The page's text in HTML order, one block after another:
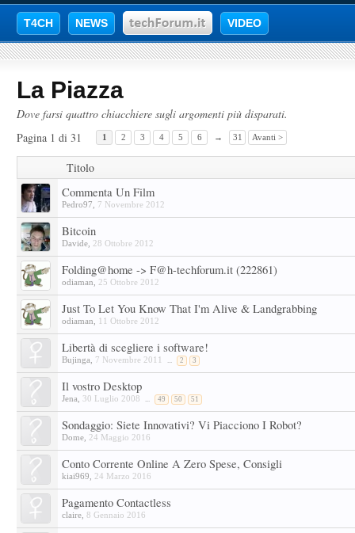
T4CH NEWS VIDEO
La Piazza
Dove farsi quattro chiacchiere sugli argomenti più disparati.
Pagina 1 di 31
1 2 3 4 5 6 → 31 Avanti >
Titolo
Commenta Un Film
Pedro97 7 Novembre 2012
Bitcoin
Davide 28 Ottobre 2012
Folding@home -> F@h-techforum.it (222861)
odiaman 25 Ottobre 2012
Just To Let You Know That I'm Alive & Landgrabbing
odiaman 11 Ottobre 2012
Libertà di scegliere i software!
Bujinga 7 Novembre 2011 ... 2 3
Il vostro Desktop
Jena 30 Luglio 2008 ... 49 50 51
Sondaggio: Siete Innovativi? Vi Piacciono I Robot?
Dome 24 Maggio 2016
Conto Corrente Online A Zero Spese, Consigli
kiai969 24 Marzo 2016
Pagamento Contactless
claire 8 Gennaio 2016